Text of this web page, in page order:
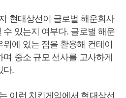
현대상선이 글로벌 해운회사
있는지 여부다. 글로벌 해운
에 있는 점을 활용해 컨테이
중소 규모 선사를 고사하게
다.
이런 치킨게임에서 현대상선